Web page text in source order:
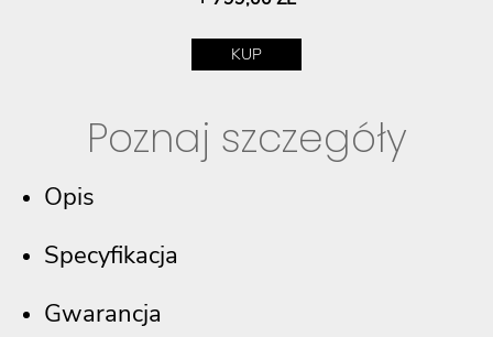
KUP
Poznaj szczegóły
Opis
Specyfikacja
Gwarancja